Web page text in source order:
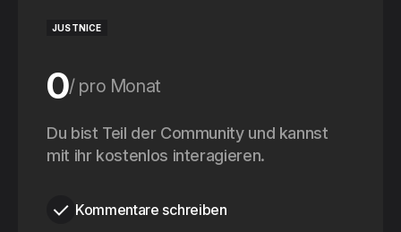
JUSTNICE
0 pro Monat
0 pro Jahr
Du bist Teil der Community und kannst
mit ihr kostenlos interagieren.
Kommentare schreiben